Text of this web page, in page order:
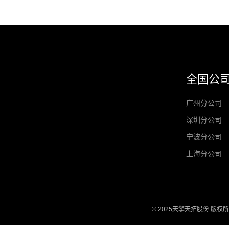
全国公
广州分公司
深圳分公司
宁波分公司
上海分公司
© 2025天擎天拓股份 版权